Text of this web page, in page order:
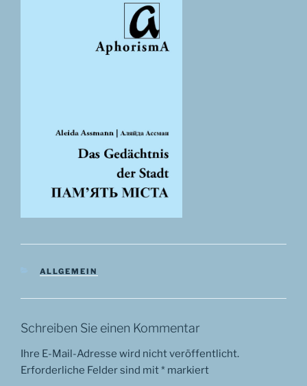
KATEGORIEN
ALLGEMEIN
Schreiben Sie einen Kommentar
Ihre E-Mail-Adresse wird nicht veröffentlicht.
Erforderliche Felder sind mit* markiert